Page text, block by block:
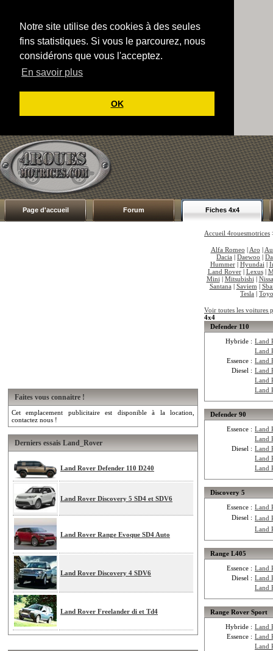
Notre site utilise des cookies à des seules
fins statistiques. Si vous le parcourez, nous
considérons que vous l'acceptez.
En savoir plus
OK
Page d'accueil Forum Fiches 4x4
Faites vous connaitre !
Cet emplacement publicitaire est disponible à la location,
contactez nous !
Derniers essais Land_Rover
Land Rover Defender 110 D240
Land Rover Discovery 5 SD4 et SDV6
Land Rover Range Evoque SD4 Auto
Land Rover Discovery 4 SDV6
Land Rover Freelander di et Td4
Accueil 4rouesmotrices
Alfa Romeo | Aro |
Dacia | Daewoo |
Hummer| Hyundai |
Land Rover| Lexus|
Mini | Mitsubishi |
Santana | Saviem |
Tesla |
Voir toutes les voitures
4x4
Defender 110
Hybride : Land
Land
Essence : Land
Diesel : Land
Land
Land
Defender 90
Essence : Land
Land
Diesel : Land
Land
Land
Discovery 5
Essence : Land
Diesel : Land
Land
Range L405
Essence : Land
Diesel : Land
Land
Range Rover Sport
Hybride : Land
Essence : Land
Land